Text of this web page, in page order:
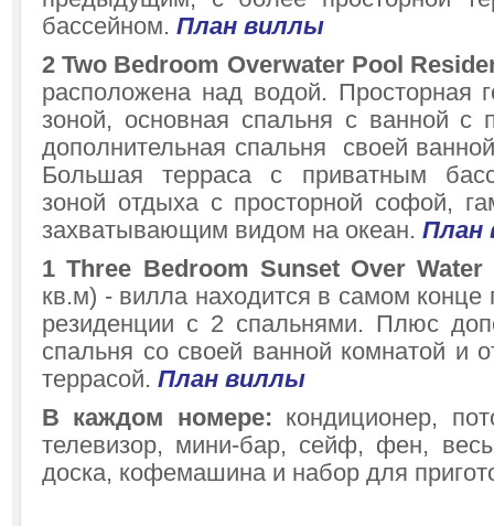
бассейном. План виллы
2 Two Bedroom Overwater Pool
расположена над водой. Просторная
зоной, основная спальня с ванной
дополнительная спальня своей
Большая терраса с приватным
зоной отдыха с просторной софой,
захватывающим видом на океан. План
1 Three Bedroom Sunset Over Water
кв.м) - вилла находится в самом конце
резиденции с 2 спальнями. Плюс
спальня со своей ванной комнатой и
террасой. План виллы
В каждом номере: кондиционер,
телевизор, мини-бар, сейф, фен,
доска, кофемашина и набор для